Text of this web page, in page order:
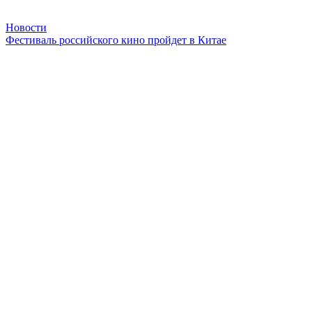
Новости
Фестиваль российского кино пройдет в Китае